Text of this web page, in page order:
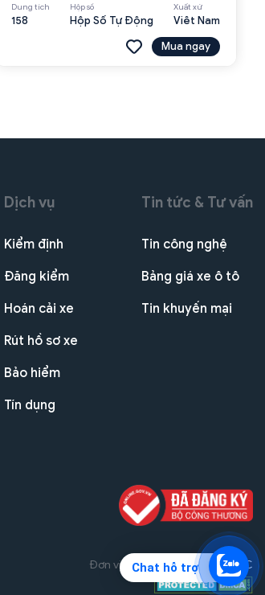
Chat hỗ trợ
Dung tích
158
Hộp số
Hộp Số Tự Động
Xuất xứ
Viêt Nam
Mua ngay
Dịch vụ
Kiểm định
Đăng kiểm
Hoán cải xe
Rút hồ sơ xe
Bảo hiểm
Tín dụng
Tin tức & Tư vấn
Tin công nghệ
Bảng giá xe ô tô
Tin khuyến mại
Đơn vị triển khai dự án
THG JSC